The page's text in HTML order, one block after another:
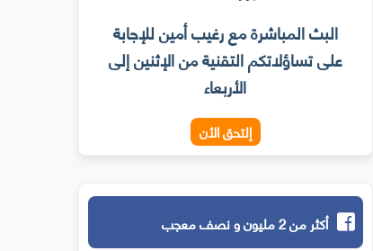
البث المباشرة مع رغيب أمين للإجابة
على تساؤلاتكم التقنية من الإثنين إلى
الأربعاء
إلتحق الأن
أكثر من 2 مليون و نصف معجب